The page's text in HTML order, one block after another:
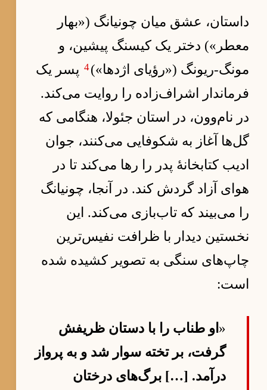
داستان، عشق میان چونیانگ («بهار
معطر») دختر یک کیسنگ پیشین، و
مونگ-ریونگ («رؤیای اژدها»)4 پسر یک
فرماندار اشراف‌زاده را روایت می‌کند.
در نام‌وون، در استان جئولا، هنگامی که
گل‌ها آغاز به شکوفایی می‌کنند، جوان
ادیب کتابخانهٔ پدر را رها می‌کند تا در
هوای آزاد گردش کند. در آنجا، چونیانگ
را می‌بیند که تاب‌بازی می‌کند. این
نخستین دیدار با ظرافت نفیس‌ترین
چاپ‌های سنگی به تصویر کشیده شده
است:
« او طناب را با دستان ظریفش
گرفت، بر تخته سوار شد و به پرواز
درآمد. […] برگ‌های درختان